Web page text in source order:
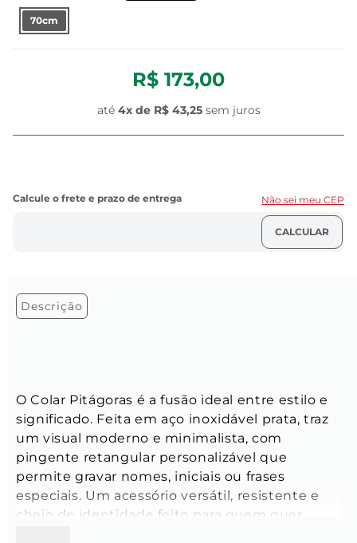
70cm
R$ 173,00
até 4x de R$ 43,25 sem juros
Não sei meu CEP
Descrição
O Colar Pitágoras é a fusão ideal entre estilo e
significado. Feita em aço inoxidável prata, traz
um visual moderno e minimalista, com
pingente retangular personalizável que
permite gravar nomes, iniciais ou frases
especiais. Um acessório versátil, resistente e
cheio de identidade feito para quem quer